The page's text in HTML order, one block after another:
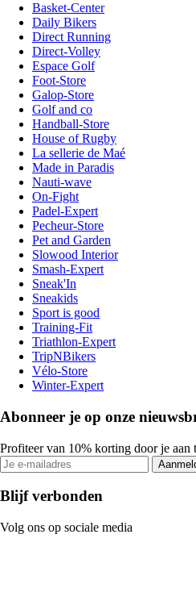
Basket-Center
Daily Bikers
Direct Running
Direct-Volley
Espace Golf
Foot-Store
Galop-Store
Golf and co
Handball-Store
House of Rugby
La sellerie de Maé
Made in Paradis
Nauti-wave
On-Fight
Padel-Expert
Pecheur-Store
Pet and Garden
Slowood Interior
Smash-Expert
Sneak'In
Sneakids
Sport is good
Training-Fit
Triathlon-Expert
TripNBikers
Vélo-Store
Winter-Expert
Abonneer je op onze
Profiteer van 10% korting door je
Blijf verbonden
Volg ons op sociale media